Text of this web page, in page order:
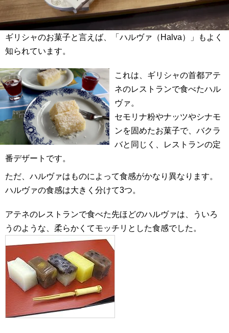
ギリシャのお菓子と言えば、「ハルヴァ（Halva）」もよく
知られています。
これは、ギリシャの首都アテ
ネのレストランで食べたハル
ヴァ。
セモリナ粉やナッツやシナモ
ンを固めたお菓子で、バクラ
バと同じく、レストランの定
番デザートです。
ただ、ハルヴァはものによって食感がかなり異なります。
ハルヴァの食感は大きく分けて3つ。
アテネのレストランで食べた先ほどのハルヴァは、ういろ
うのような、柔らかくてモッチリとした食感でした。